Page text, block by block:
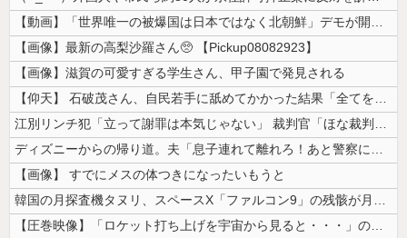
【動画】「世界唯一の被爆国は日本ではなく北朝鮮」デモが開催される
【画像】最新の高梨沙羅さん🥺 【Pickup08082923】
【画像】滋賀の可愛すぎる学生さん、甲子園で発見される
【仰天】 石破茂さん、自民若手に舐めてかかった結果「全てを失うｗｗｗｗ...
江別リンチ犯「立って謝罪は本気じゃない」 裁判官「ほな裁判で土下座して...
ディズニーからの帰り道。夫「息子連れて離れろ！あと警察に通報！」私「助...
【画像】 すでにメスの体つきになったいもうと
韓国の月探査機タヌリ、スペースX「ファルコン9」の残骸が月面に衝突する...
【圧巻映像】「ロケット打ち上げを宇宙から見ると・・・」の動画が衝撃的